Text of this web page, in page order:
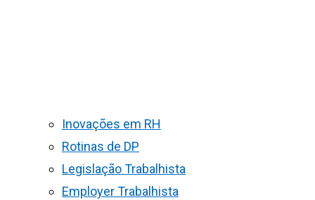
Inovações em RH
Rotinas de DP
Legislação Trabalhista
Employer Trabalhista